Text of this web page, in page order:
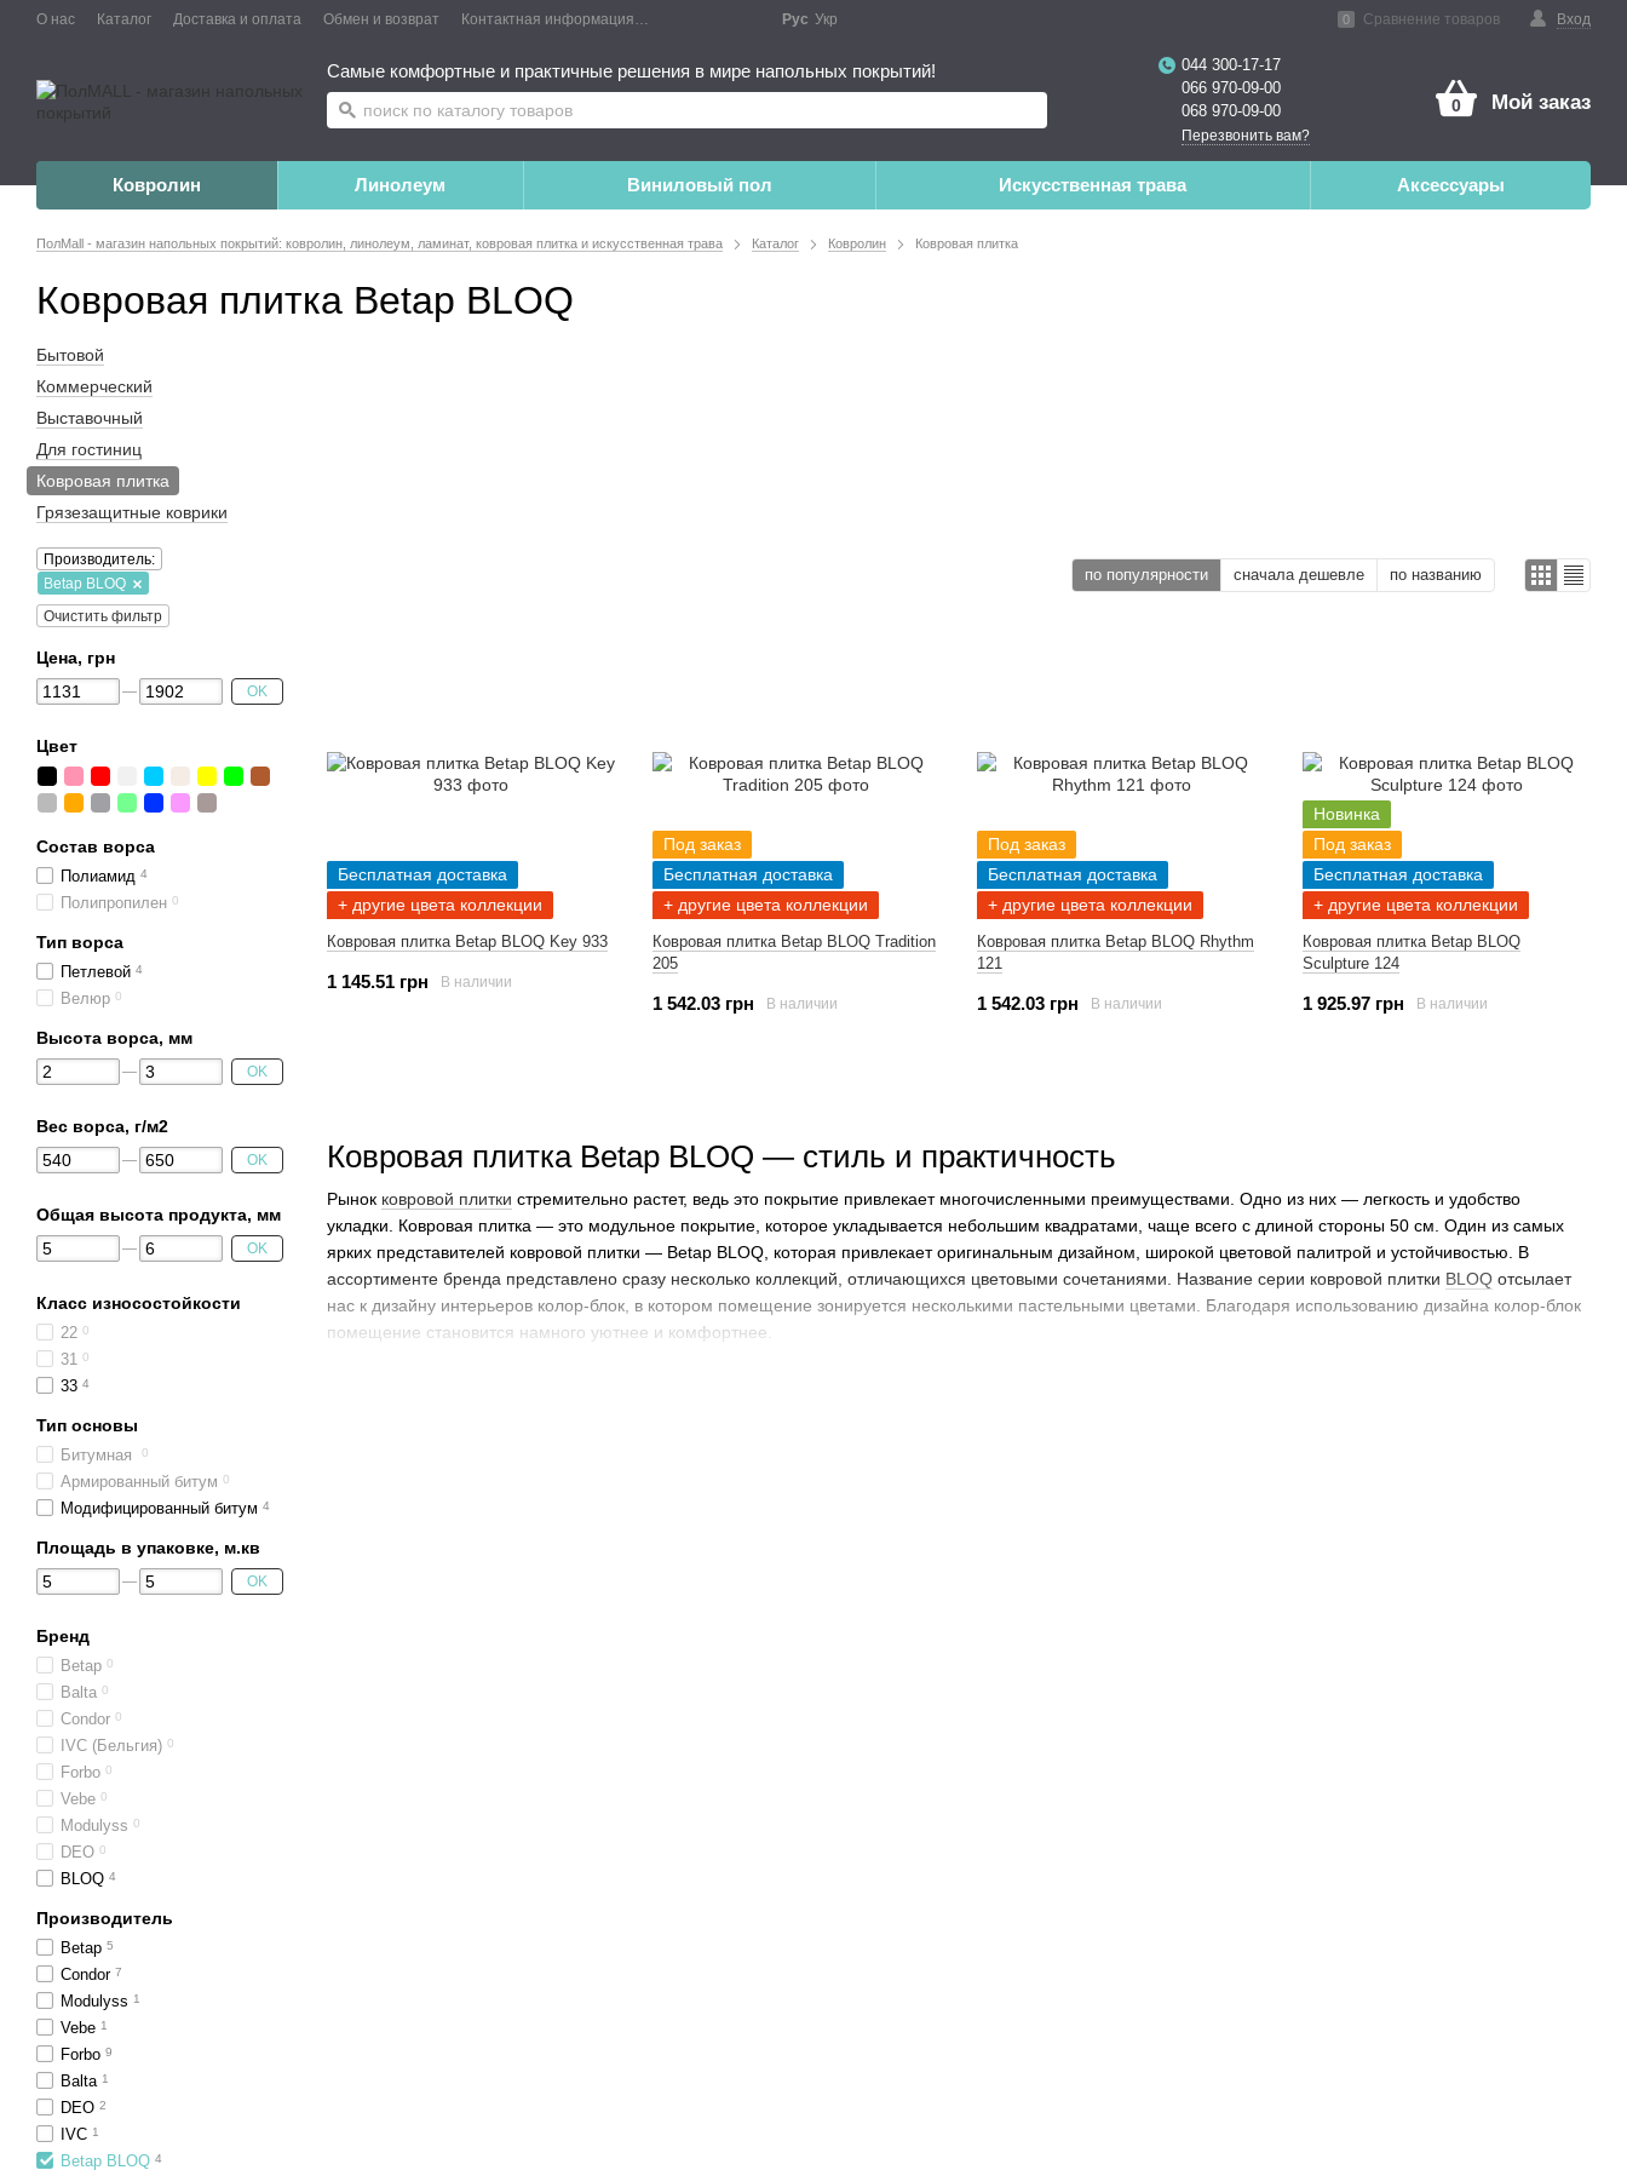
О нас Каталог Доставка и оплата Обмен и возврат Контактная информация Публичный договор Вход
0 Сравнение товаров
Рус Укр
Самые комфортные и практичные решения в мире напольных покрытий!
044 300-17-17
066 970-09-00
068 970-09-00
Перезвонить вам?
0 Мой заказ
Ковролин Линолеум Виниловый пол Искусственная трава Аксессуары
ПолMall - магазин напольных покрытий: ковролин, линолеум, ламинат, ковровая плитка и искусственная трава Каталог Ковролин Ковровая плитка
Ковровая плитка Betap BLOQ
Ковровая плитка Betap BLOQ — стиль и практичность
Рынок ковровой плитки стремительно растет, ведь это покрытие привлекает многочисленными преимуществами. Одно из них — легкость и удобство
укладки. Ковровая плитка — это модульное покрытие, которое укладывается небольшим квадратами, чаще всего с длиной стороны 50 см. Один из самых
ярких представителей ковровой плитки — Betap BLOQ, которая привлекает оригинальным дизайном, широкой цветовой палитрой и устойчивостью. В
ассортименте бренда представлено сразу несколько коллекций, отличающихся цветовыми сочетаниями. Название серии ковровой плитки BLOQ отсылает
нас к дизайну интерьеров колор-блок, в котором помещение зонируется несколькими пастельными цветами. Благодаря использованию дизайна колор-блок
помещение становится намного уютнее и комфортнее.
по популярности сначала дешевле по названию
Бесплатная доставка
+ другие цвета коллекции
Ковровая плитка Betap BLOQ Key 933
1 145.51 грн В наличии
Под заказ
Бесплатная доставка
+ другие цвета коллекции
Ковровая плитка Betap BLOQ Tradition
205
1 542.03 грн В наличии
Под заказ
Бесплатная доставка
+ другие цвета коллекции
Ковровая плитка Betap BLOQ Rhythm
121
1 542.03 грн В наличии
Новинка
Под заказ
Бесплатная доставка
+ другие цвета коллекции
Ковровая плитка Betap BLOQ
Sculpture 124
1 925.97 грн В наличии
Бытовой
Коммерческий
Выставочный
Для гостиниц
Ковровая плитка
Грязезащитные коврики
Производитель:
Betap BLOQ
Очистить фильтр
Цена, грн
OK
Цвет
Состав ворса
Полиамид 4
Полипропилен 0
Тип ворса
Петлевой 4
Велюр 0
Высота ворса, мм
OK
Вес ворса, г/м2
OK
Общая высота продукта, мм
OK
Класс износостойкости
22 0
31 0
33 4
Тип основы
Битумная 0
Армированный битум 0
Модифицированный битум 4
Площадь в упаковке, м.кв
OK
Бренд
Betap 0
Balta 0
Condor 0
IVC (Бельгия) 0
Forbo 0
Vebe 0
Modulyss 0
DEO 0
BLOQ 4
Производитель
Betap 5
Condor 7
Modulyss 1
Vebe 1
Forbo 9
Balta 1
DEO 2
IVC 1
Betap BLOQ 4